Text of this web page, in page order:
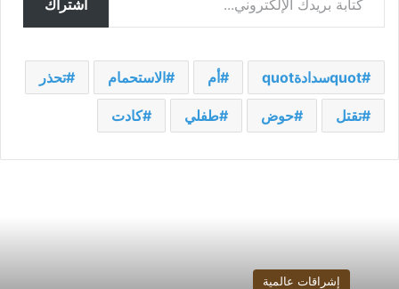
اشتراك
quotسدادةquot أم الاستحمام تحذر
تقتل حوض طفلي كادت
إشراقات عالمية